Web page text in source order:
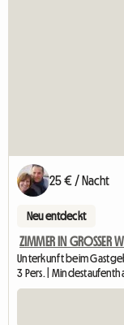
25 € / Nacht
Neu entdeckt
ZIMMER IN GROSSER
Unterkunft beim
3 Pers. |